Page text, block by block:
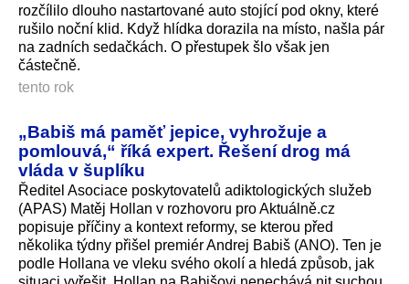
rozčílilo dlouho nastartované auto stojící pod okny, které
rušilo noční klid. Když hlídka dorazila na místo, našla pár
na zadních sedačkách. O přestupek šlo však jen
částečně.
tento rok
„Babiš má paměť jepice, vyhrožuje a
pomlouvá,“ říká expert. Řešení drog má
vláda v šuplíku
Ředitel Asociace poskytovatelů adiktologických služeb
(APAS) Matěj Hollan v rozhovoru pro Aktuálně.cz
popisuje příčiny a kontext reformy, se kterou před
několika týdny přišel premiér Andrej Babiš (ANO). Ten je
podle Hollana ve vleku svého okolí a hledá způsob, jak